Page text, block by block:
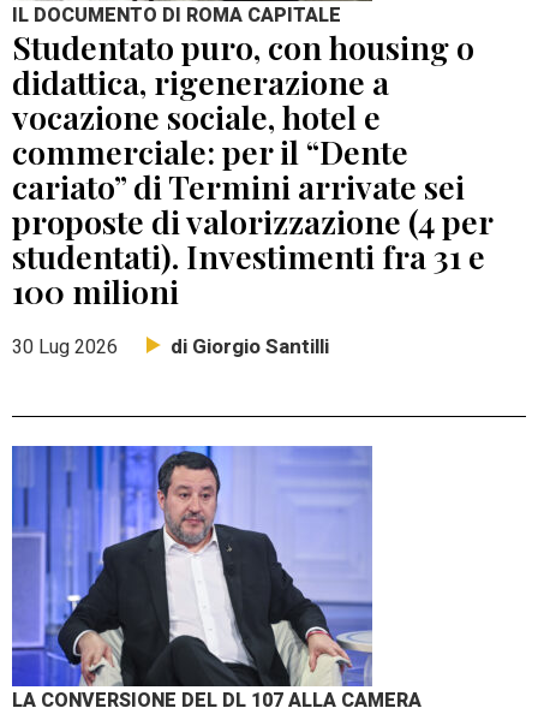
IL DOCUMENTO DI ROMA CAPITALE
Studentato puro, con housing o
didattica, rigenerazione a
vocazione sociale, hotel e
commerciale: per il “Dente
cariato” di Termini arrivate sei
proposte di valorizzazione (4 per
studentati). Investimenti fra 31 e
100 milioni
30 Lug 2026 di Giorgio Santilli
LA CONVERSIONE DEL DL 107 ALLA CAMERA